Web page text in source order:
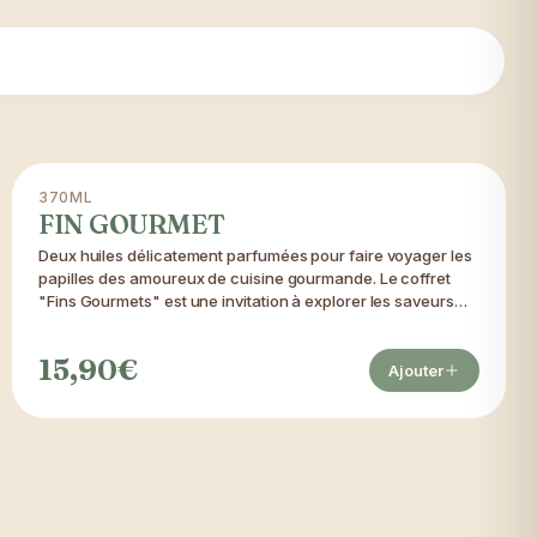
LE COMBO GOURMAND
370ML
FIN GOURMET
Deux huiles délicatement parfumées pour faire voyager les
papilles des amoureux de cuisine gourmande. Le coffret
"Fins Gourmets" est une invitation à explorer les saveurs
de noisette apporte douceur, rondeur et délicates notes
gourmandes. L'huile de noix dévoile quant à elle un
caractère plus intense, aux accents délicatement boisés.
Ensemble, elles offrent un terrain de jeu infini pour les
15,90€ Ajouter